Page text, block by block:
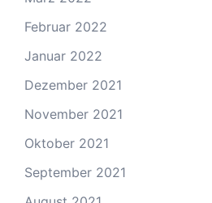
Februar 2022
Januar 2022
Dezember 2021
November 2021
Oktober 2021
September 2021